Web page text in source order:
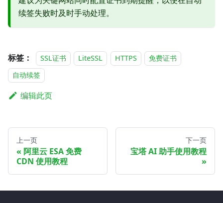
续签失败时及时手动处理。
标签： SSL证书 LiteSSL HTTPS
免费证书
自动续签
编辑此页
上一页
阿里云 ESA 免费
CDN 使用教程
下一页
宝塔 AI 助手使用教程